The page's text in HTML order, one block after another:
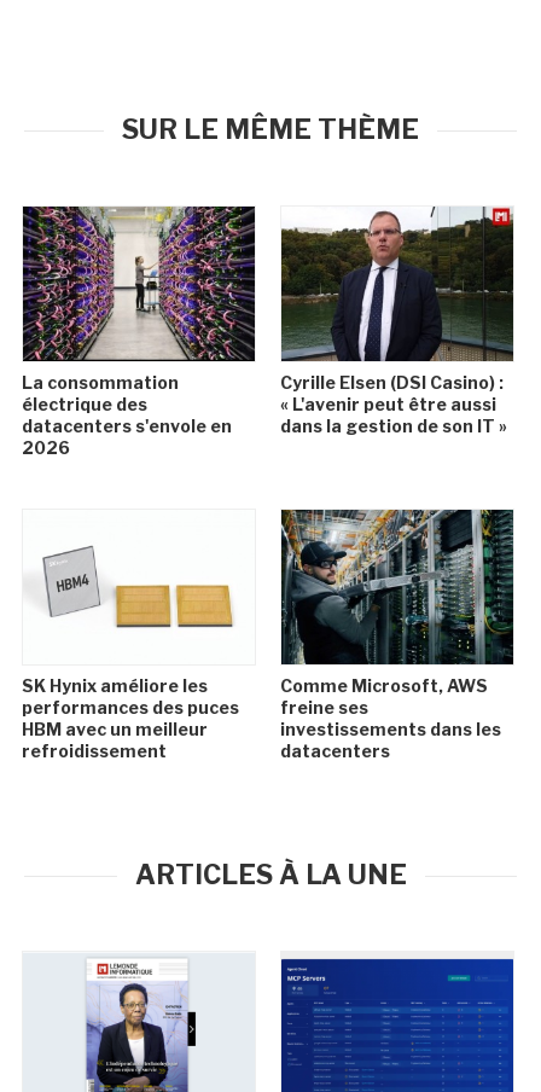
SUR LE MÊME THÈME
La consommation
électrique des
datacenters s'envole en
2026
Cyrille Elsen (DSI Casino) :
« L'avenir peut être aussi
dans la gestion de son IT »
SK Hynix améliore les
performances des puces
HBM avec un meilleur
refroidissement
Comme Microsoft, AWS
freine ses
investissements dans les
datacenters
ARTICLES À LA UNE